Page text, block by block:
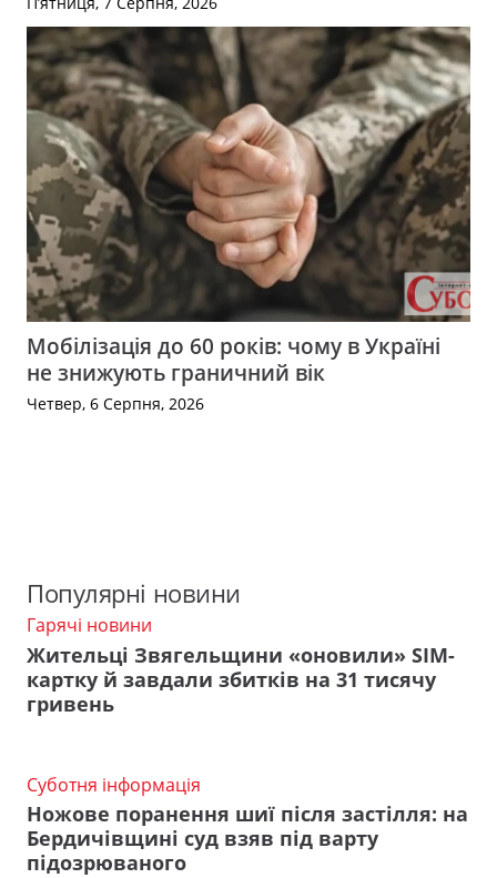
Мобілізація до 60 років: чому в Україні
не знижують граничний вік
Четвер, 6 Серпня, 2026
Популярні новини
Гарячі новини
Жительці Звягельщини «оновили» SIM-
картку й завдали збитків на 31 тисячу
гривень
Суботня інформація
Ножове поранення шиї після застілля: на
Бердичівщині суд взяв під варту
підозрюваного